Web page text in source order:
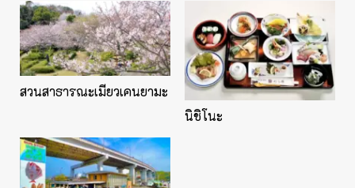
สวนสาธารณะเมียวเคนยามะ
นิชิโนะ